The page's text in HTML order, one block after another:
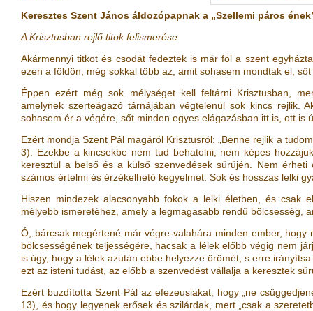
Keresztes Szent János áldozópapnak a „Szellemi páros
A Krisztusban rejlő titok felismerése
Akármennyi titkot és csodát fedeztek is már föl a szent
ezen a földön, még sokkal több az, amit sohasem mondtak el,
Éppen ezért még sok mélységet kell feltárni Krisztusban,
amelynek szerteágazó tárnájában végtelenül sok kincs rejlik.
sohasem ér a végére, sőt minden egyes elágazásban itt is, ott is
Ezért mondja Szent Pál magáról Krisztusról: „Benne rejlik a
3) . Ezekbe a kincsekbe nem tud behatolni, nem képes
keresztül a belső és a külső szenvedések sűrűjén. Nem
számos értelmi és érzékelhető kegyelmet. Sok és hosszas lelki
Hiszen mindezek alacsonyabb fokok a lelki életben, és csak
mélyebb ismeretéhez, amely a legmagasabb rendű bölcsesség,
Ó, bárcsak megértené már végre-valahára minden ember,
bölcsességének teljességére, hacsak a lélek előbb végig nem
is úgy, hogy a lélek azután ebbe helyezze örömét, s erre
ezt az isteni tudást, az előbb a szenvedést vállalja a keresztek
Ezért buzdította Szent Pál az efezeusiakat, hogy „ne
13) , és hogy legyenek erősek és szilárdak, mert „csak a